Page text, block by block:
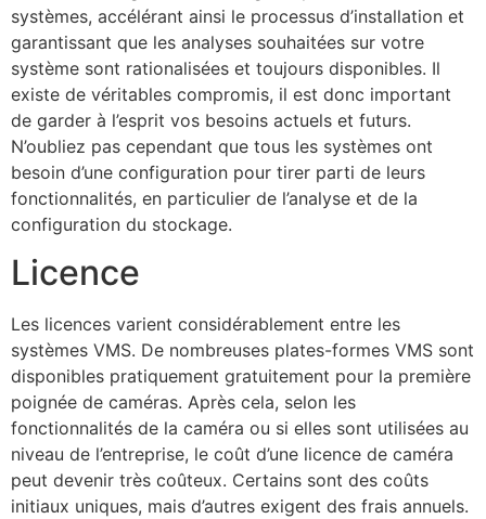
systèmes, accélérant ainsi le processus d’installation et
garantissant que les analyses souhaitées sur votre
système sont rationalisées et toujours disponibles. Il
existe de véritables compromis, il est donc important
de garder à l’esprit vos besoins actuels et futurs.
N’oubliez pas cependant que tous les systèmes ont
besoin d’une configuration pour tirer parti de leurs
fonctionnalités, en particulier de l’analyse et de la
configuration du stockage.
Licence
Les licences varient considérablement entre les
systèmes VMS. De nombreuses plates-formes VMS sont
disponibles pratiquement gratuitement pour la première
poignée de caméras. Après cela, selon les
fonctionnalités de la caméra ou si elles sont utilisées au
niveau de l’entreprise, le coût d’une licence de caméra
peut devenir très coûteux. Certains sont des coûts
initiaux uniques, mais d’autres exigent des frais annuels.